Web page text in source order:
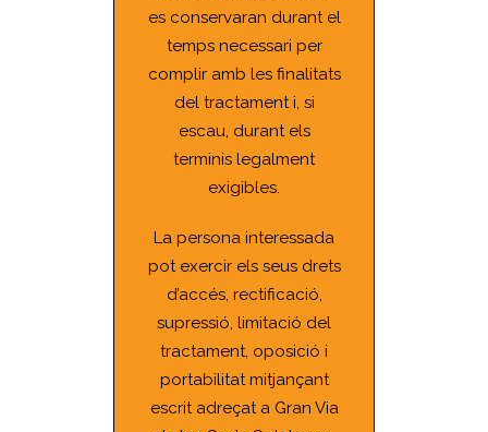
es conservaran durant el
temps necessari per
complir amb les finalitats
del tractament i, si
escau, durant els
terminis legalment
exigibles.
La persona interessada
pot exercir els seus drets
d’accés, rectificació,
supressió, limitació del
tractament, oposició i
portabilitat mitjançant
escrit adreçat a Gran Via